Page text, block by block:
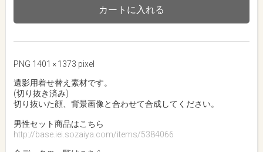
カートに入れる
PNG 1401 × 1373 pixel
遺影用着せ替え素材です。
(切り抜き済み)
切り抜いた顔、背景画像と合わせて合成してください。
男性セット商品はこちら
http://base.iei.sozaiya.com/items/5384066